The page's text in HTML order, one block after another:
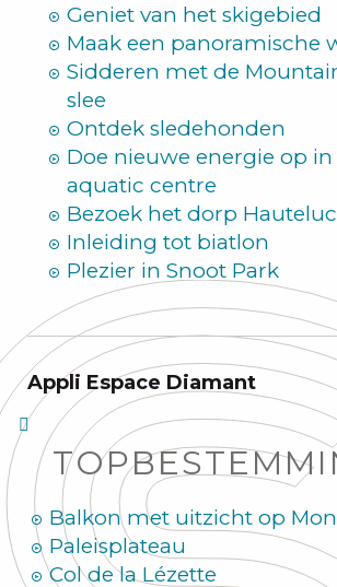
Geniet van het skigebied
Maak een panoramische
Sidderen met de
slee
Ontdek sledehonden
Doe nieuwe energie op
aquatic centre
Bezoek het dorp
Inleiding tot biatlon
Plezier in Snoot Park
Appli Espace Diamant
Balkon met uitzicht op
Paleisplateau
Col de la Lézette